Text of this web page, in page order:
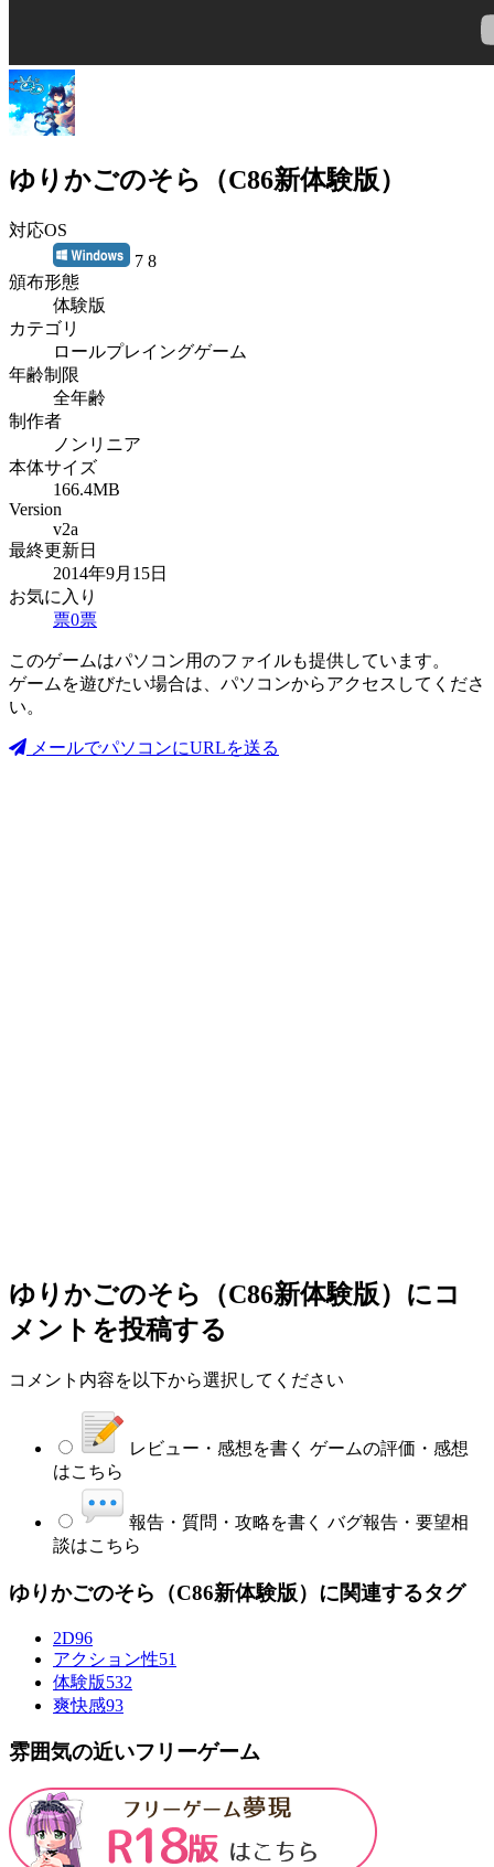
ゆりかごのそら（C86新体験版）
対応OS
7 8
頒布形態
体験版
カテゴリ
ロールプレイングゲーム
年齢制限
全年齢
制作者
ノンリニア
本体サイズ
166.4MB
Version
v2a
最終更新日
2014年9月15日
お気に入り
票0票
このゲームはパソコン用のファイルも提供しています。
ゲームを遊びたい場合は、パソコンからアクセスしてくださ
い。
メールでパソコンにURLを送る
ゆりかごのそら（C86新体験版） にコ
メントを投稿する
コメント内容を以下から選択してください
レビュー・感想を書く ゲームの評価・感想
はこちら
報告・質問・攻略を書く バグ報告・要望相
談はこちら
ゆりかごのそら（C86新体験版）に関連するタグ
2D96
アクション性51
体験版532
爽快感93
雰囲気の近いフリーゲーム